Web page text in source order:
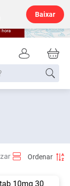
Baixar